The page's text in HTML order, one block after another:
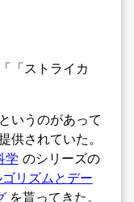
「ストライカ
いうのがあって
供されていた。
学 のシリーズの
ゴリズムとデー
を貰ってきた。